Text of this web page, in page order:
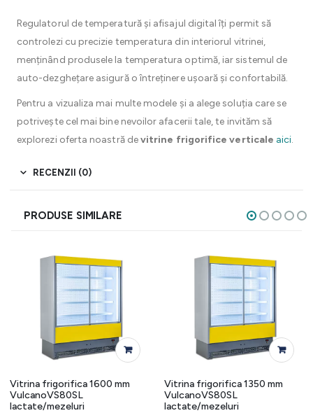
Regulatorul de temperatură și afisajul digital îți permit să
controlezi cu precizie temperatura din interiorul vitrinei,
menținând produsele la temperatura optimă, iar sistemul de
auto-dezghețare asigură o întreținere ușoară și confortabilă.
Pentru a vizualiza mai multe modele și a alege soluția care se
potrivește cel mai bine nevoilor afacerii tale, te invităm să
explorezi oferta noastră devitrine frigorifice verticale aici.
RECENZII (0)
PRODUSE SIMILARE
Vitrina frigorifica 1600 mm
VulcanoVS80SL
lactate/mezeluri
Vitrina frigorifica 1350 mm
VulcanoVS80SL
lactate/mezeluri